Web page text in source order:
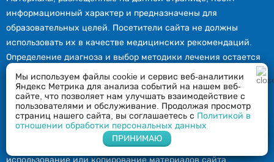
информационный характер и предназначены для
образовательных целей. Посетители сайта не должны
использовать их в качестве медицинских рекомендаций.
Определение диагноза и выбор методики лечения остается
исключительной прерогативой вашего лечащего врача! Сайт
stolbovaya.vizov-narkologa.ru не несет ответственности за
возможные негативные последствия, возникшие в
результате использования размещенной на нем
информации. Информация и цены, представленные на
сайте, не являются публичной офертой. Любое
Мы используем файлы cookie и сервис веб-аналитики
Яндекс Метрика для анализа событий на нашем веб-
сайте, что позволяет нам улучшать взаимодействие с
пользователями и обслуживание. Продолжая просмотр
страниц нашего сайта, вы соглашаетесь с Политикой в
отношении обработки персональных данных
ПРИНИМАЮ
Напишите нам в Whatsapp